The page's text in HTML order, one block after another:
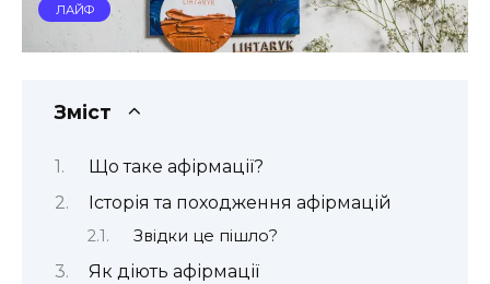
ЛАЙФ
Зміст
Що таке афірмації?
Історія та походження афірмацій
Звідки це пішло?
Як діють афірмації